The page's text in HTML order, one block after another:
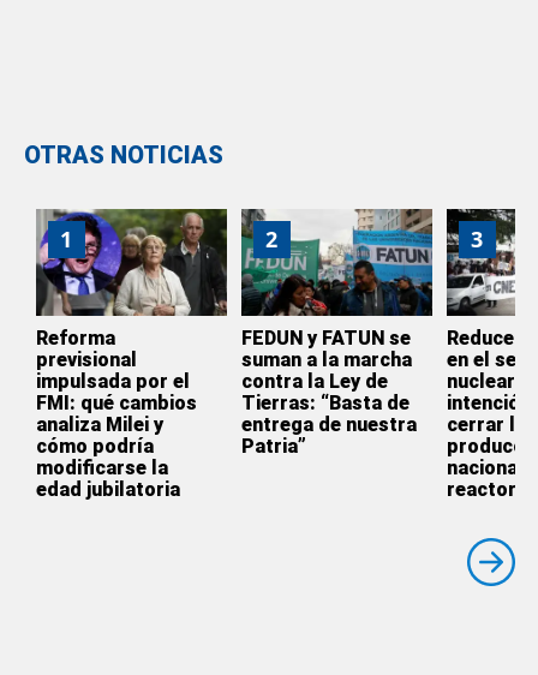
OTRAS NOTICIAS
1
Reforma
previsional
impulsada por el
FMI: qué cambios
analiza Milei y
cómo podría
modificarse la
edad jubilatoria
2
FEDUN y FATUN se
suman a la marcha
contra la Ley de
Tierras: “Basta de
entrega de nuestra
Patria”
3
Reducen
en el
nuclear:
intención
cerrar la
nacional